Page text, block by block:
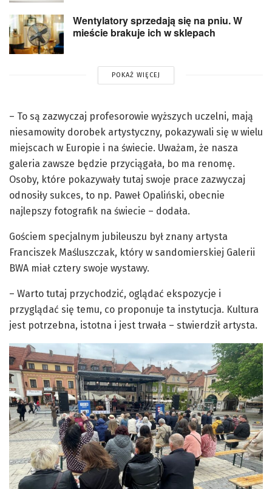
Wentylatory sprzedają się na pniu. W
mieście brakuje ich w sklepach
POKAŻ WIĘCEJ
– To są zazwyczaj profesorowie wyższych uczelni, mają
niesamowity dorobek artystyczny, pokazywali się w wielu
miejscach w Europie i na świecie. Uważam, że nasza
galeria zawsze będzie przyciągała, bo ma renomę.
Osoby, które pokazywały tutaj swoje prace zazwyczaj
odnosiły sukces, to np. Paweł Opaliński, obecnie
najlepszy fotografik na świecie – dodała.
Gościem specjalnym jubileuszu był znany artysta
Franciszek Maśluszczak, który w sandomierskiej Galerii
BWA miał cztery swoje wystawy.
– Warto tutaj przychodzić, oglądać ekspozycje i
przyglądać się temu, co proponuje ta instytucja. Kultura
jest potrzebna, istotna i jest trwała – stwierdził artysta.